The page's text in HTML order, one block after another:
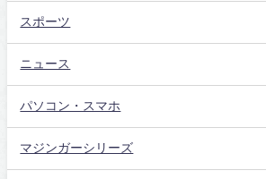
スポーツ
ニュース
パソコン・スマホ
マジンガーシリーズ